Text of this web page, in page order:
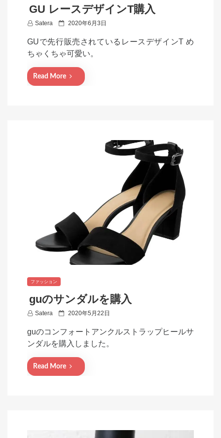
GU レースデザインT購入
Satera
P
s
2020年6月3日
GUで先行販売されているレースデザインT め
ちゃくちゃ可愛い。
Read More
ファッション
guのサンダルを購入
Satera
P
t
2020年5月22日
guのコンフォートアンクルストラップヒールサ
ンダルを購入しました。
Read More